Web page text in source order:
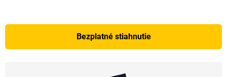
Bezplatné stiahnutie